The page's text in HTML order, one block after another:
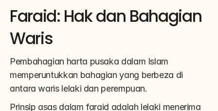
Faraid: Hak dan Bahagian
Waris
Pembahagian harta pusaka dalam Islam
memperuntukkan bahagian yang berbeza di
antara waris lelaki dan perempuan.
Prinsip asas dalam faraid adalah lelaki menerima